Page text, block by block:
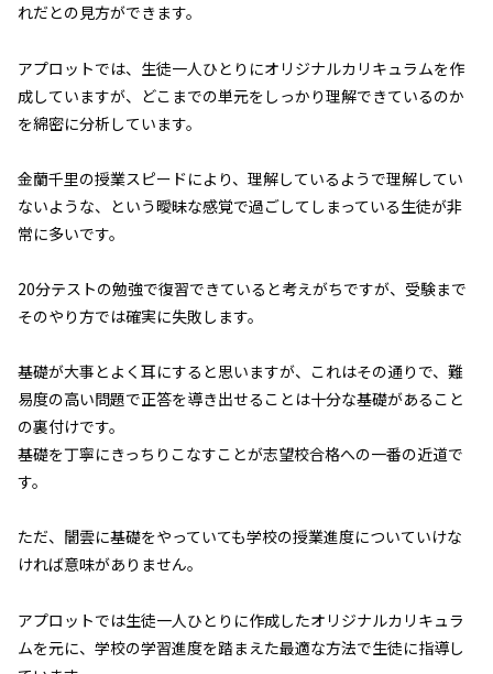
れだとの見方ができます。
アプロットでは、生徒一人ひとりにオリジナルカリキュラムを作
成していますが、どこまでの単元をしっかり理解できているのか
を綿密に分析しています。
金蘭千里の授業スピードにより、理解しているようで理解してい
ないような、という曖昧な感覚で過ごしてしまっている生徒が非
常に多いです。
20分テストの勉強で復習できていると考えがちですが、受験まで
そのやり方では確実に失敗します。
基礎が大事とよく耳にすると思いますが、これはその通りで、難
易度の高い問題で正答を導き出せることは十分な基礎があること
の裏付けです。
基礎を丁寧にきっちりこなすことが志望校合格への一番の近道で
す。
ただ、闇雲に基礎をやっていても学校の授業進度についていけな
ければ意味がありません。
アプロットでは生徒一人ひとりに作成したオリジナルカリキュラ
ムを元に、学校の学習進度を踏まえた最適な方法で生徒に指導し